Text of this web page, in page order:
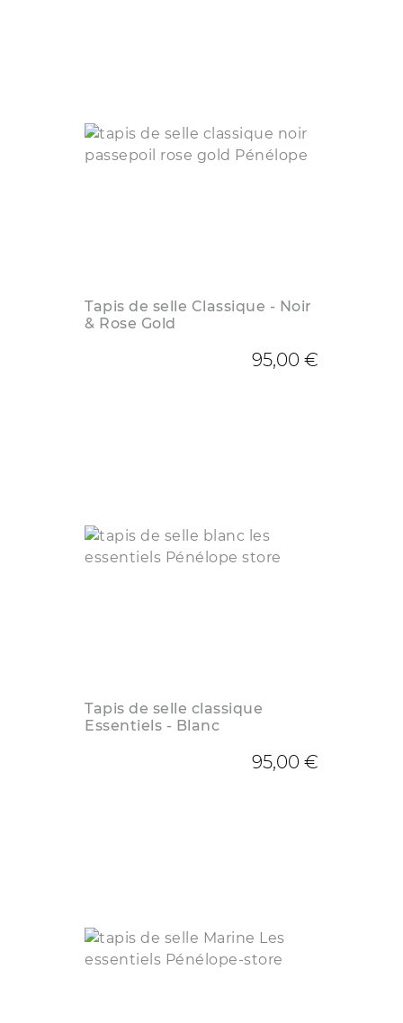
Tapis de selle Classique - Noir
& Rose Gold
95,00 €
Tapis de selle classique
Essentiels - Blanc
95,00 €